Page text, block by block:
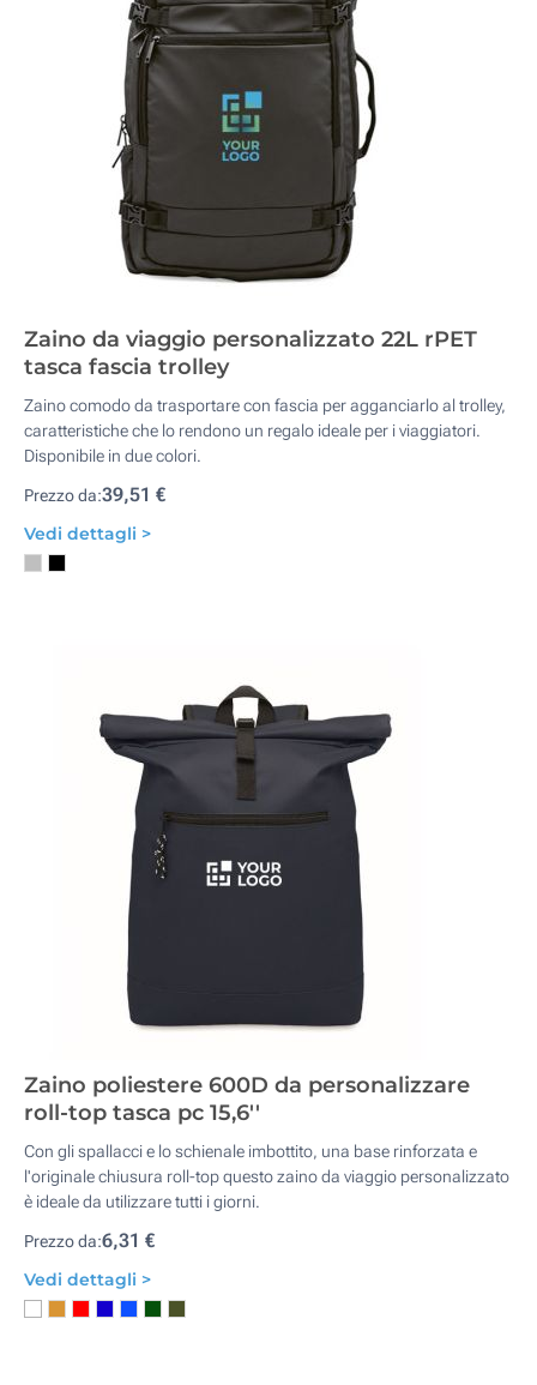
Zaino da viaggio personalizzato 22L rPET
tasca fascia trolley
Zaino comodo da trasportare con fascia per agganciarlo al trolley,
caratteristiche che lo rendono un regalo ideale per i viaggiatori.
Disponibile in due colori.
Prezzo da:39,51 €
Vedi dettagli >
Zaino poliestere 600D da personalizzare
roll-top tasca pc 15,6''
Con gli spallacci e lo schienale imbottito, una base rinforzata e
l'originale chiusura roll-top questo zaino da viaggio personalizzato
è ideale da utilizzare tutti i giorni.
Prezzo da:6,31 €
Vedi dettagli >